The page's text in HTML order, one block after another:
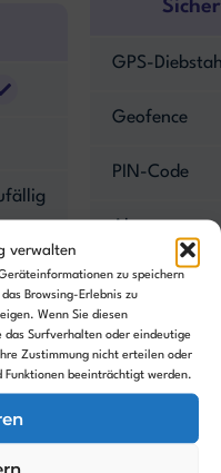
verwalten
zu speichern
Browsing-Erlebnis zu
Wenn Sie diesen
das Surfverhalten oder eindeutige
Zustimmung nicht erteilen oder
Funktionen beeinträchtigt werden.
GPS-
Geofence
PIN-Code
Hebesensor